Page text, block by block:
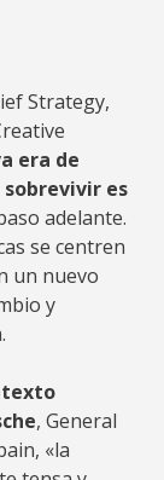
Strategy,
era de
es
adelante.
se centren
un nuevo
y
, General
«la